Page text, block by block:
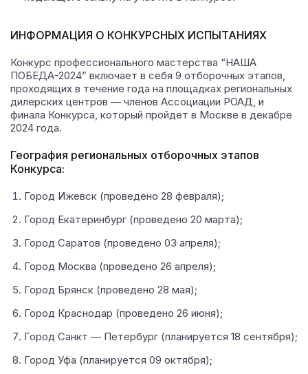
ИНФОРМАЦИЯ О КОНКУРСНЫХ ИСПЫТАНИЯХ
Конкурс профессионального мастерства “НАША
ПОБЕДА-2024” включает в себя 9 отборочных этапов,
проходящих в течение года на площадках региональных
дилерских центров — членов Ассоциации РОАД, и
финала Конкурса, который пройдет в Москве в декабре
2024 года.
География региональных отборочных этапов
Конкурса:
Город Ижевск (проведено 28 февраля);
Город Екатеринбург (проведено 20 марта);
Город Саратов (проведено 03 апреля);
Город Москва (проведено 26 апреля);
Город Брянск (проведено 28 мая);
Город Краснодар (проведено 26 июня);
Город Санкт — Петербург (планируется 18 сентября);
Город Уфа (планируется 09 октября);